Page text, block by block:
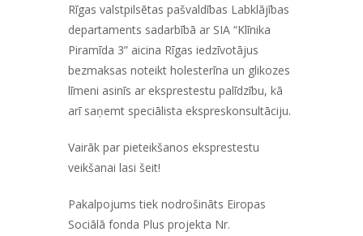
Rīgas valstpilsētas pašvaldības Labklājības
departaments sadarbībā ar SIA “Klīnika
Piramīda 3” aicina Rīgas iedzīvotājus
bezmaksas noteikt holesterīna un glikozes
līmeni asinīs ar eksprestestu palīdzību, kā
arī saņemt speciālista ekspreskonsultāciju.
Vairāk par pieteikšanos eksprestestu
veikšanai lasi šeit!
Pakalpojums tiek nodrošināts Eiropas
Sociālā fonda Plus projekta Nr.